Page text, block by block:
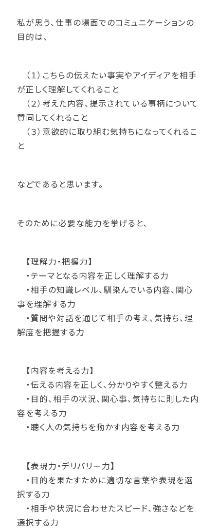
私が思う、仕事の場面でのコミュニケーションの
目的は、
（１）こちらの伝えたい事実やアイディアを相手
が正しく理解してくれること
（２）考えた内容、提示されている事柄について
賛同してくれること
（３）意欲的に取り組む気持ちになってくれるこ
と
などであると思います。
そのために必要な能力を挙げると、
【理解力・把握力】
・テーマとなる内容を正しく理解する力
・相手の知識レベル、馴染んでいる内容、関心
事を理解する力
・質問や対話を通じて相手の考え、気持ち、理
解度を把握する力
【内容を考える力】
・伝える内容を正しく、分かりやすく整える力
・目的、相手の状況、関心事、気持ちに則した内
容を考える力
・聴く人の気持ちを動かす内容を考える力
【表現力・デリバリー力】
・目的を果たすために適切な言葉や表現を選
択する力
・相手や状況に合わせたスピード、強さなどを
選択する力